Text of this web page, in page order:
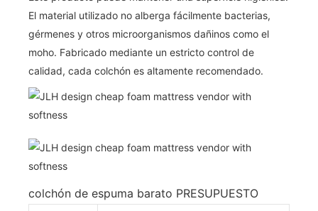
El material utilizado no alberga fácilmente bacterias,
gérmenes y otros microorganismos dañinos como el
moho. Fabricado mediante un estricto control de
calidad, cada colchón es altamente recomendado.
colchón de espuma barato PRESUPUESTO